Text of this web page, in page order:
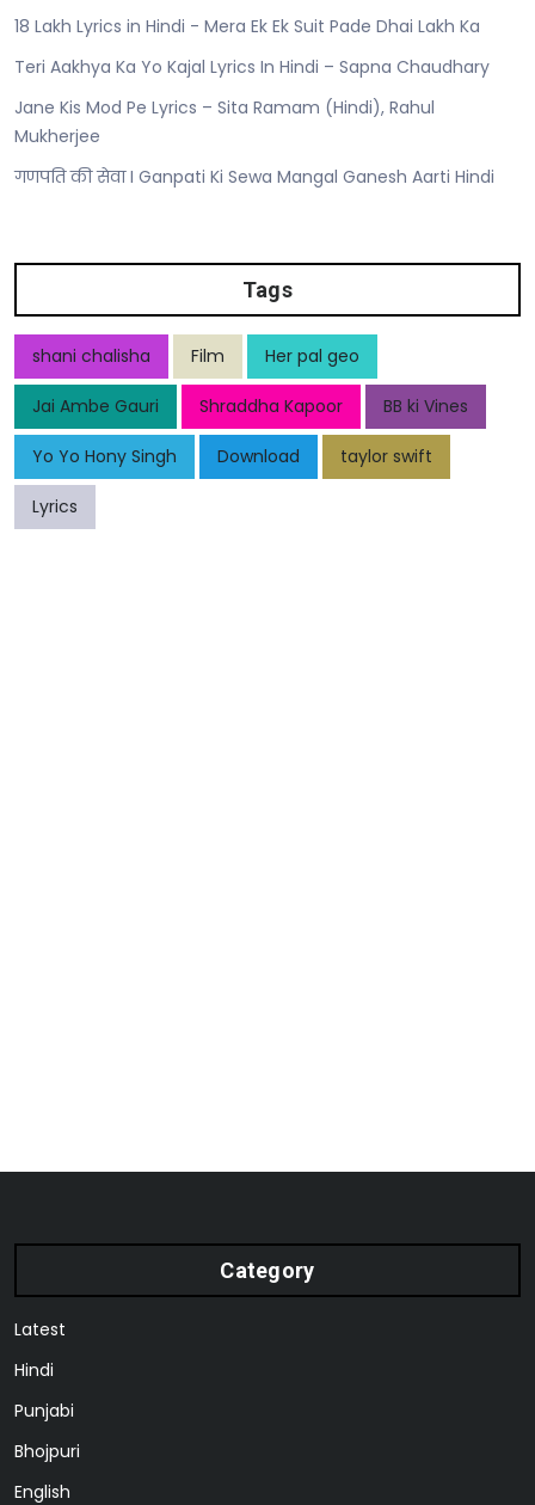
18 Lakh Lyrics in Hindi - Mera Ek Ek Suit Pade Dhai Lakh Ka
Teri Aakhya Ka Yo Kajal Lyrics In Hindi – Sapna Chaudhary
Jane Kis Mod Pe Lyrics – Sita Ramam (Hindi), Rahul
Mukherjee
गणपति की सेवा I Ganpati Ki Sewa Mangal Ganesh Aarti Hindi
Tags
shani chalisha Film Her pal geo
Jai Ambe Gauri Shraddha Kapoor BB ki Vines
Yo Yo Hony Singh Download taylor swift
Lyrics
Category
Latest
Hindi
Punjabi
Bhojpuri
English